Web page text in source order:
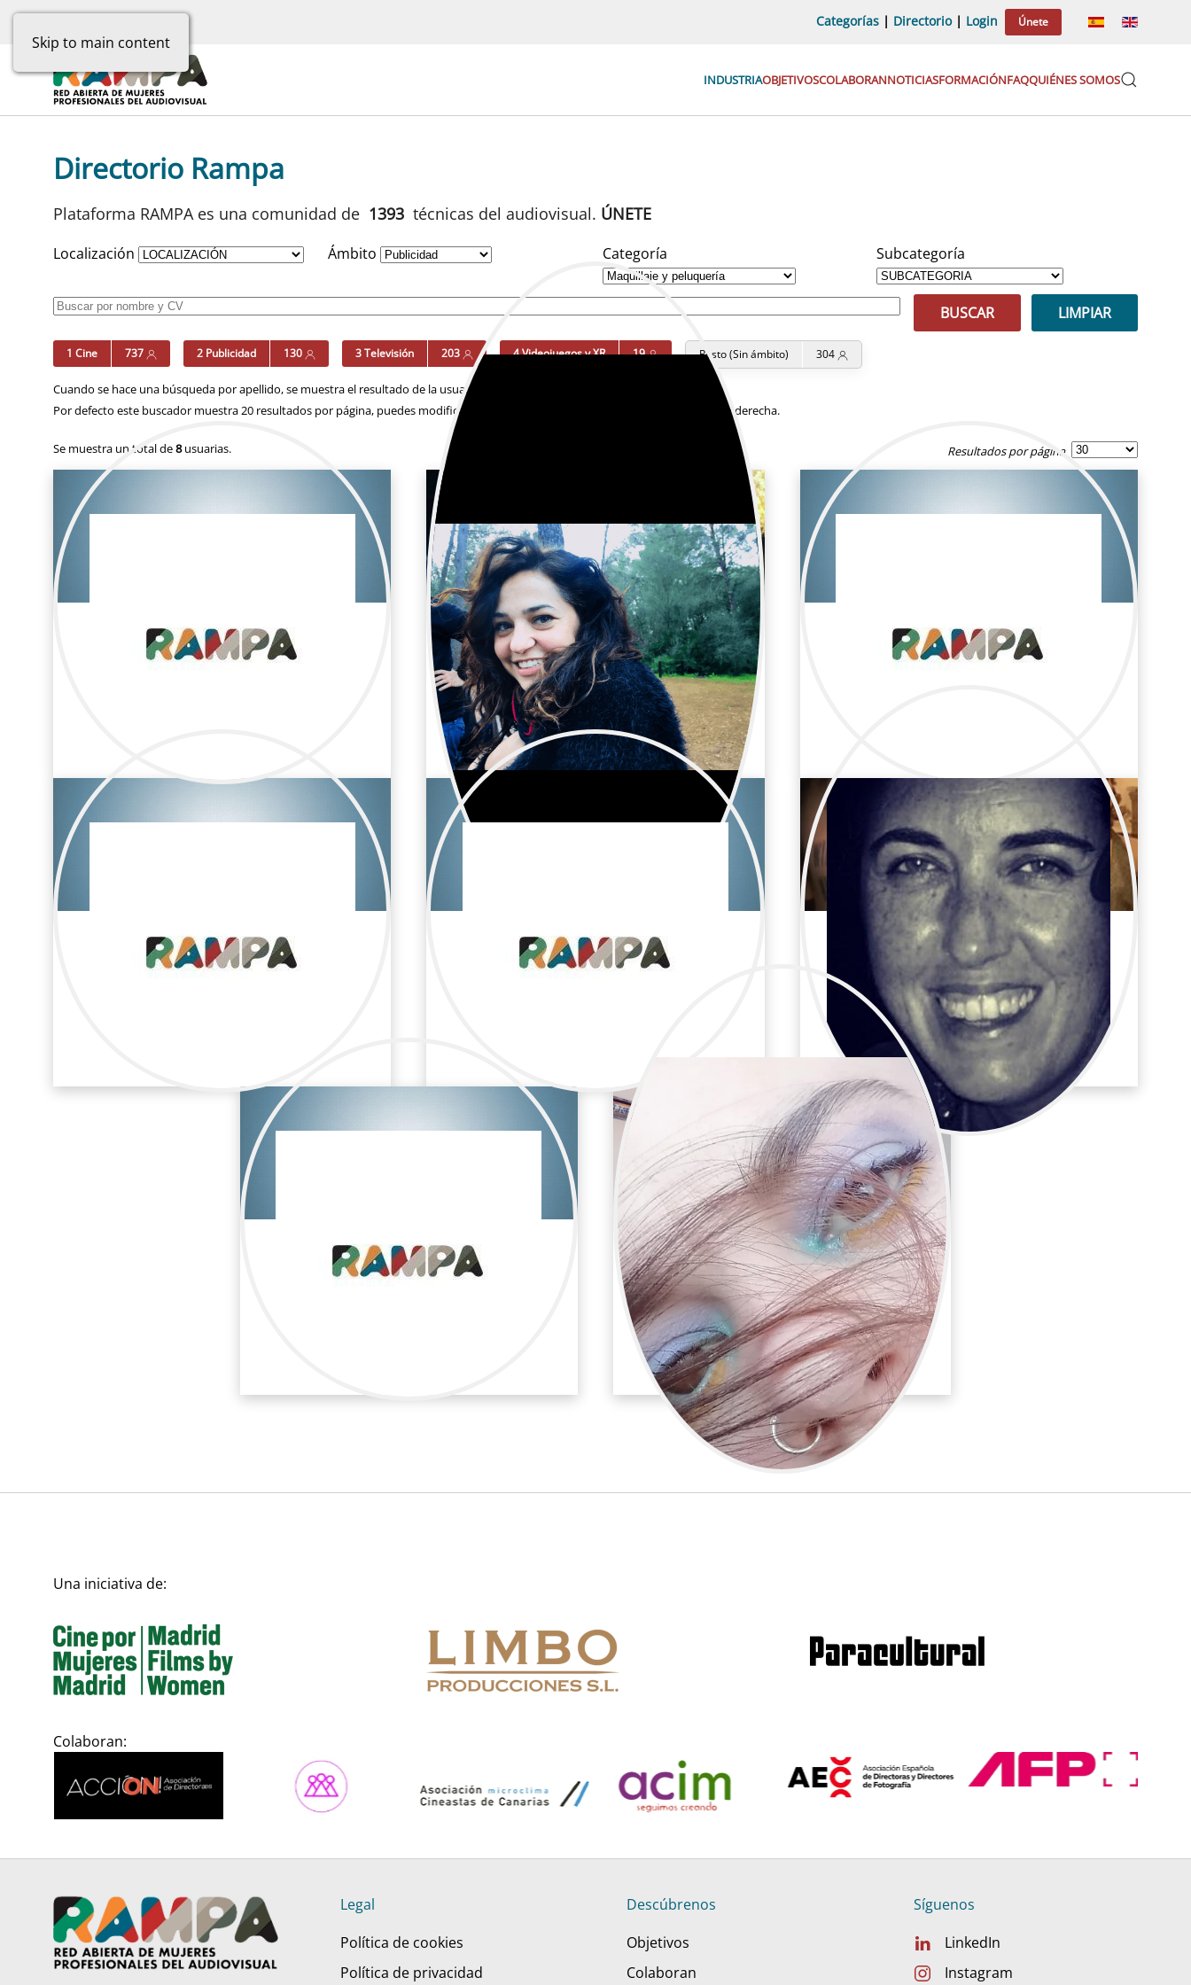
Skip to main content
Categorías | Directorio| Login Únete
INDUSTRIAOBJETIVOSCOLABORANNOTICIASFORMACIÓNFAQQUIÉNES SOMOS
Directorio Rampa
Plataforma RAMPA es una comunidad de 1393 técnicas del audiovisual. ÚNETE
Localización Ámbito Categoría Subcategoría
BUSCAR LIMPIAR
1 Cine 737 2 Publicidad 130 3 Televisión 203 4 Videojuegos y XR 19 Resto (Sin ámbito) 304
Cuando se hace una búsqueda por apellido, se muestra el resultado de la usuaria y de las personas relacionadas.
Por defecto este buscador muestra 20 resultados por página, puedes modificar el número en el siguiente desplegable situado a la derecha.
Se muestra un total de8usuarias. Resultados por página
Ana Coya Lemos
Publicidad / Maquillaje y peluquería
Peluquera y maquilladora
María José Perucha
Publicidad / Maquillaje y peluquería
Maquilladora
Verónica Almendros
Publicidad / Maquillaje y peluquería
Maquilladora
Una iniciativa de:
Colaboran:
Legal
Política de cookies
Política de privacidad
Descúbrenos
Objetivos
Colaboran
Síguenos
LinkedIn
Instagram